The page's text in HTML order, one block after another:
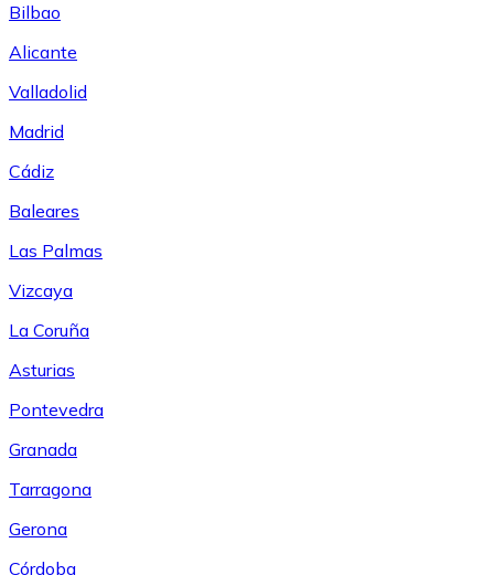
Bilbao
Alicante
Valladolid
Madrid
Cádiz
Baleares
Las Palmas
Vizcaya
La Coruña
Asturias
Pontevedra
Granada
Tarragona
Gerona
Córdoba